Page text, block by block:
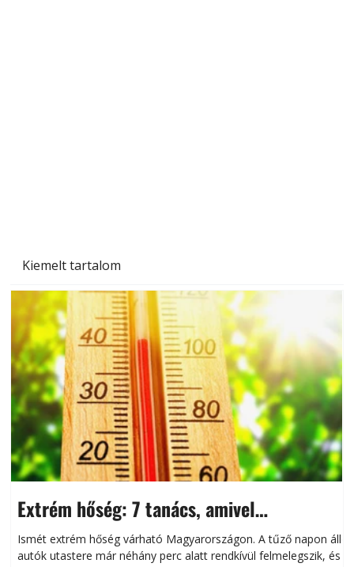
Kiemelt tartalom
Extrém hőség: 7 tanács, amivel
megóvhatjuk autónkat a nyári károktól
Ismét extrém hőség várható Magyarországon. A tűző napon álló
autók utastere már néhány perc alatt rendkívül felmelegszik, és